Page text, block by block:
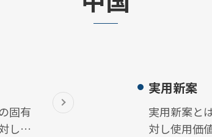
固有
し提
実用新案
実用新案と
対し使用価